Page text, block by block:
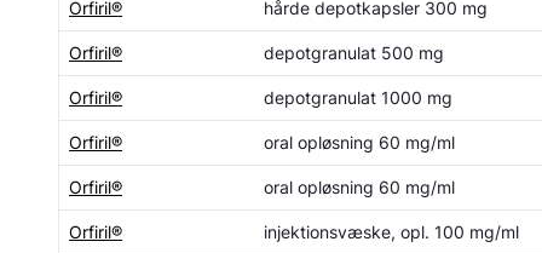
Orfiril® hårde depotkapsler 300 mg
Orfiril® depotgranulat 500 mg
Orfiril® depotgranulat 1000 mg
Orfiril® oral opløsning 60 mg/ml
Orfiril® oral opløsning 60 mg/ml
Orfiril® injektionsvæske, opl. 100 mg/ml